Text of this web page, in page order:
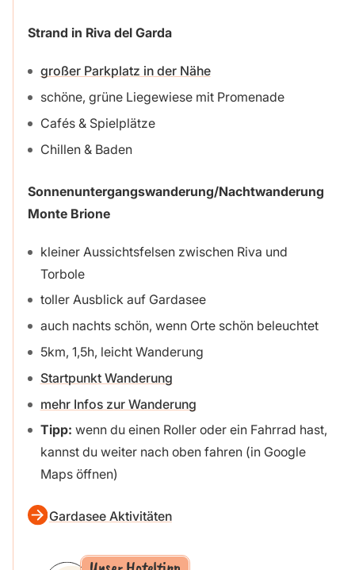
Strand in Riva del Garda
großer Parkplatz in der Nähe
schöne, grüne Liegewiese mit Promenade
Cafés & Spielplätze
Chillen & Baden
Sonnenuntergangswanderung/Nachtwanderung
Monte Brione
kleiner Aussichtsfelsen zwischen Riva und
Torbole
toller Ausblick auf Gardasee
auch nachts schön, wenn Orte schön beleuchtet
5km, 1,5h, leicht Wanderung
Startpunkt Wanderung
mehr Infos zur Wanderung
Tipp: wenn du einen Roller oder ein Fahrrad hast,
kannst du weiter nach oben fahren (in Google
Maps öffnen)
Gardasee Aktivitäten